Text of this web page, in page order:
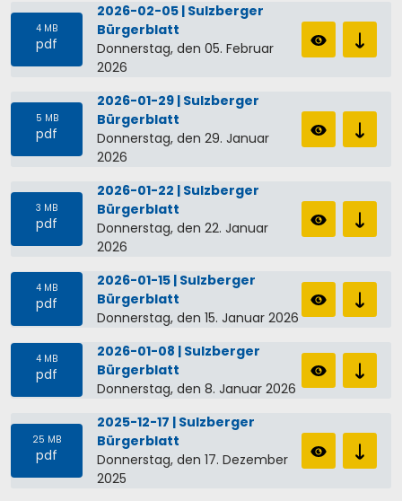
4 MB
pdf
2026-02-05 | Sulzberger
Bürgerblatt
Donnerstag, den 05. Februar
2026
5 MB
pdf
2026-01-29 | Sulzberger
Bürgerblatt
Donnerstag, den 29. Januar
2026
3 MB
pdf
2026-01-22 | Sulzberger
Bürgerblatt
Donnerstag, den 22. Januar
2026
4 MB
pdf
2026-01-15 | Sulzberger
Bürgerblatt
Donnerstag, den 15. Januar 2026
4 MB
pdf
2026-01-08 | Sulzberger
Bürgerblatt
Donnerstag, den 8. Januar 2026
25 MB
pdf
2025-12-17 | Sulzberger
Bürgerblatt
Donnerstag, den 17. Dezember
2025